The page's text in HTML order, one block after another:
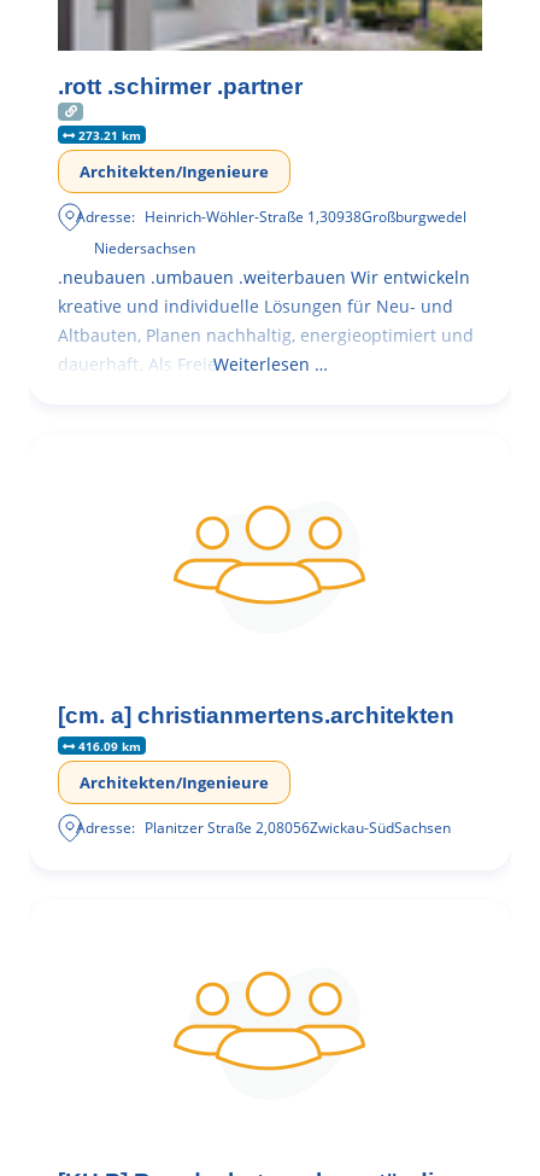
.rott .schirmer .partner
273.21 km
Architekten/Ingenieure
Adresse: Heinrich-Wöhler-Straße 1,30938Großburgwedel
Niedersachsen
.neubauen .umbauen .weiterbauen Wir entwickeln
kreative und individuelle Lösungen für Neu- und
Altbauten, Planen nachhaltig, energieoptimiert und
dauerhaft. Als FreieWeiterlesen …
[cm. a] christianmertens.architekten
416.09 km
Architekten/Ingenieure
Adresse: Planitzer Straße 2,08056Zwickau-SüdSachsen